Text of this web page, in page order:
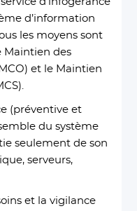
d’information
les moyens sont
Maintien des
et le Maintien
(préventive et
du système
seulement de son
serveurs,
et la vigilance